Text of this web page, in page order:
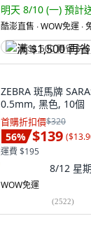
明天 8/10 (一) 預計
酷澎直售 ∙ WOW免運 ∙
满 $1,500 再省
ZEBRA 斑馬牌
0.5mm, 黑色, 10個
首購折扣價$320
56% $139 (
運費 $195
8/12 星
WOW免運
(2522)